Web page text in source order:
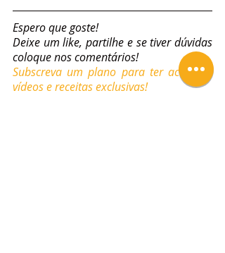
Espero que goste!
Deixe um like, partilhe e se tiver dúvidas
coloque nos comentários!
Subscreva um plano para ter acesso a
vídeos e receitas exclusivas!